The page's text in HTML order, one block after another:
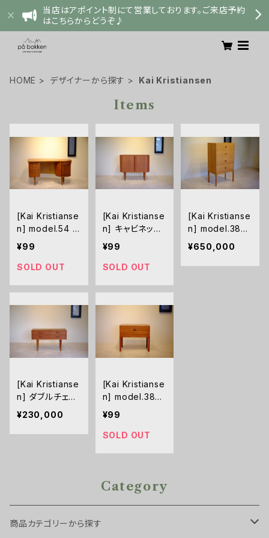
当店はアポイント制にて営業しております。ご来店予約
はこちらからどうぞ♪
HOME デザイナーから探す Kai Kristiansen
Items
[Kai Kristianse
n] model.54 キ
ドニーデスク チ
¥99
SOLD OUT
[Kai Kristianse
n] キャビネット
蛇腹扉 チーク
¥99
SOLD OUT
[Kai Kristianse
n] model.385
6段チェスト オ
¥650,000
[Kai Kristianse
n] ダブルチェス
ト チーク
¥230,000
[Kai Kristianse
n] model.384
2段チェスト チ
¥99
SOLD OUT
Category
商品カテゴリーから探す